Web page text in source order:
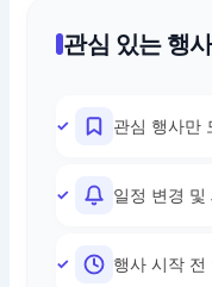
관심 있는 행
관심 행사만
일정 변경 및
행사 시작 전